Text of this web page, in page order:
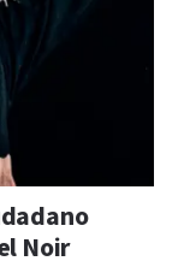
Noir